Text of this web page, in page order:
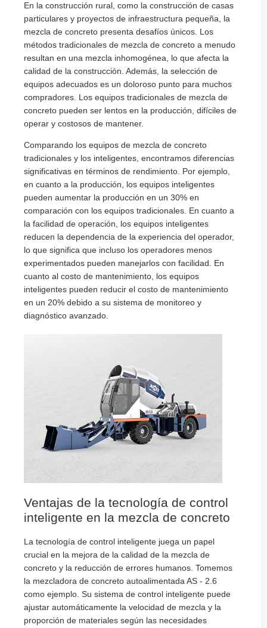
En la construcción rural, como la construcción de casas
particulares y proyectos de infraestructura pequeña, la
mezcla de concreto presenta desafíos únicos. Los
métodos tradicionales de mezcla de concreto a menudo
resultan en una mezcla inhomogénea, lo que afecta la
calidad de la construcción. Además, la selección de
equipos adecuados es un doloroso punto para muchos
compradores. Los equipos tradicionales de mezcla de
concreto pueden ser lentos en la producción, difíciles de
operar y costosos de mantener.
Comparando los equipos de mezcla de concreto
tradicionales y los inteligentes, encontramos diferencias
significativas en términos de rendimiento. Por ejemplo,
en cuanto a la producción, los equipos inteligentes
pueden aumentar la producción en un 30% en
comparación con los equipos tradicionales. En cuanto a
la facilidad de operación, los equipos inteligentes
reducen la dependencia de la experiencia del operador,
lo que significa que incluso los operadores menos
experimentados pueden manejarlos con facilidad. En
cuanto al costo de mantenimiento, los equipos
inteligentes pueden reducir el costo de mantenimiento
en un 20% debido a su sistema de monitoreo y
diagnóstico avanzado.
Ventajas de la tecnología de control
inteligente en la mezcla de concreto
La tecnología de control inteligente juega un papel
crucial en la mejora de la calidad de la mezcla de
concreto y la reducción de errores humanos. Tomemos
la mezcladora de concreto autoalimentada AS - 2.6
como ejemplo. Su sistema de control inteligente puede
ajustar automáticamente la velocidad de mezcla y la
proporción de materiales según las necesidades